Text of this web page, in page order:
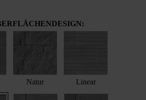
Natur Linear